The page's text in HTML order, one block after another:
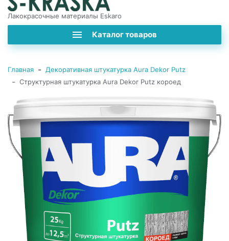
Лакокрасочные материалы Eskaro
Каталог товаров
Главная - Декоративная штукатурка Aura Dekor Putz
- Структурная штукатурка Aura Dekor Putz короед